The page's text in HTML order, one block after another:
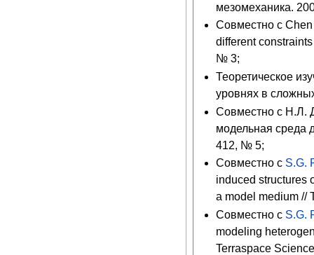
мезомеханика.
Совместно с
different
№ 3;
Теоретическое
уровнях в
Совместно с Н.Л.
модельная среда
412, № 5;
Совместно с S.G.
induced structures
a model medium //
Совместно с S.G.
modeling
Terraspace